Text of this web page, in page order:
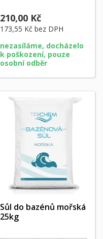
210,00 Kč
173,55 Kč bez DPH
nezasíláme, docházelo
k poškození, pouze
osobní odběr
Sůl do bazénů mořská
25kg